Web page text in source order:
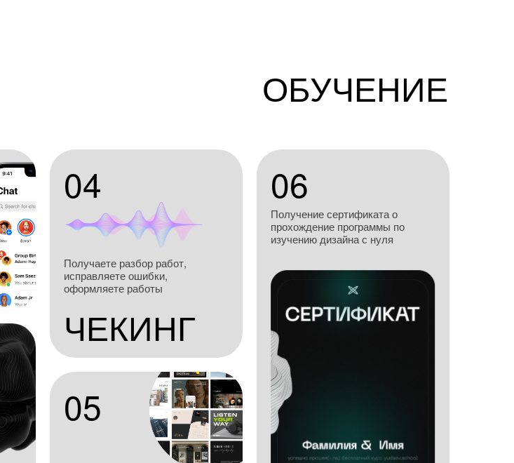
ОБУЧЕНИЕ
04
Получаете разбор работ,
исправляете ошибки,
оформляете работы
ЧЕКИНГ
06
Получение сертификата о
прохождение программы по
изучению дизайна с нуля
05